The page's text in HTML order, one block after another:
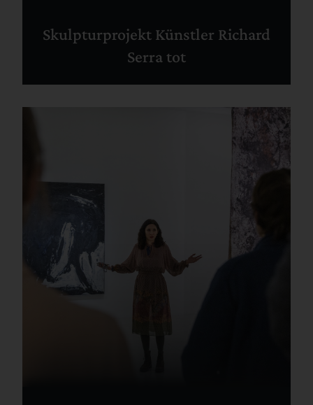
Skulpturprojekt Künstler Richard
Serra tot